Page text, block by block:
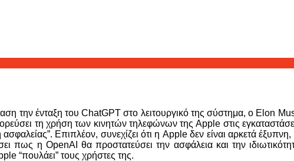
την ένταξη του ChatGPT στο λειτουργικό της σύστημα, ο Elon
τη χρήση των κινητών τηλεφώνων της Apple στις
Επιπλέον, συνεχίζει ότι η Apple δεν είναι αρκετά έξυπνη,
πως η OpenAI θα προστατεύσει την ασφάλεια και την
“πουλάει” τους χρήστες της.